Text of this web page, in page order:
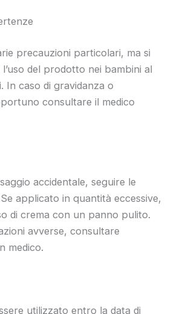
precauzioni particolari, ma si
del prodotto nei bambini al
In caso di gravidanza o
consultare il medico
accidentale, seguire le
applicato in quantità eccessive,
di crema con un panno pulito.
avverse, consultare
medico.
utilizzato entro la data di